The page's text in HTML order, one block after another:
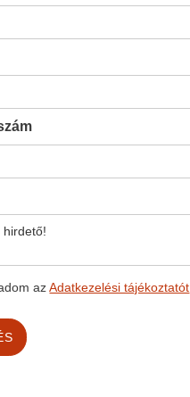
azAdatkezelési tájékoztatót